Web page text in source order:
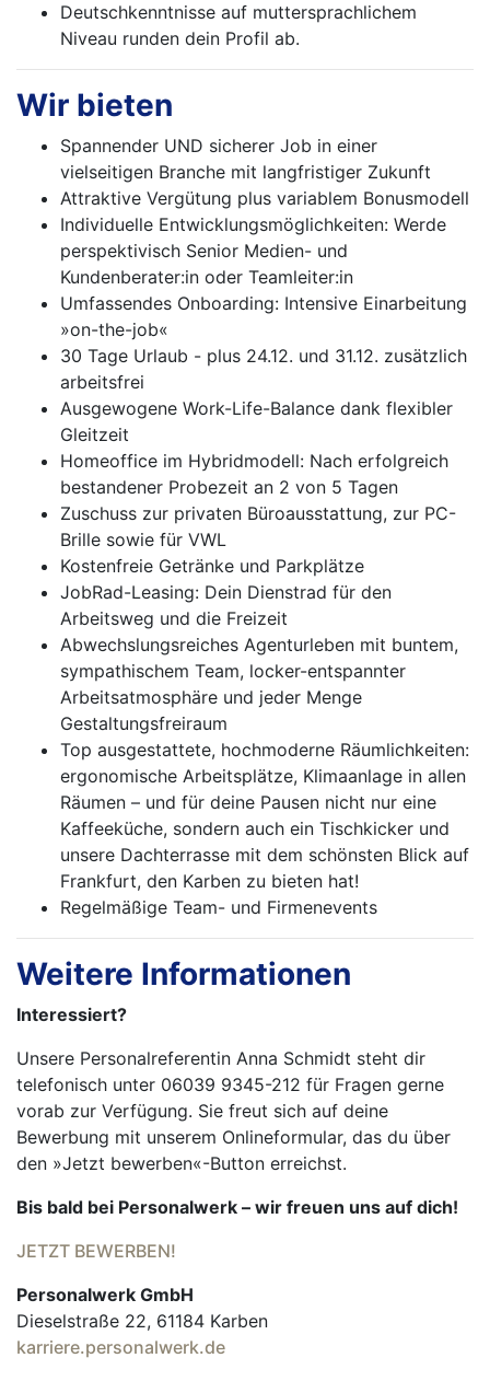
Deutschkenntnisse auf muttersprachlichem
Niveau runden dein Profil ab.
Wir bieten
Spannender UND sicherer Job in einer
vielseitigen Branche mit langfristiger Zukunft
Attraktive Vergütung plus variablem Bonusmodell
Individuelle Entwicklungsmöglichkeiten: Werde
perspektivisch Senior Medien- und
Kundenberater:in oder Teamleiter:in
Umfassendes Onboarding: Intensive Einarbeitung
»on-the-job«
30 Tage Urlaub - plus 24.12. und 31.12. zusätzlich
arbeitsfrei
Ausgewogene Work-Life-Balance dank flexibler
Gleitzeit
Homeoffice im Hybridmodell: Nach erfolgreich
bestandener Probezeit an 2 von 5 Tagen
Zuschuss zur privaten Büroausstattung, zur PC-
Brille sowie für VWL
Kostenfreie Getränke und Parkplätze
JobRad-Leasing: Dein Dienstrad für den
Arbeitsweg und die Freizeit
Abwechslungsreiches Agenturleben mit buntem,
sympathischem Team, locker-entspannter
Arbeitsatmosphäre und jeder Menge
Gestaltungsfreiraum
Top ausgestattete, hochmoderne Räumlichkeiten:
ergonomische Arbeitsplätze, Klimaanlage in allen
Räumen – und für deine Pausen nicht nur eine
Kaffeeküche, sondern auch ein Tischkicker und
unsere Dachterrasse mit dem schönsten Blick auf
Frankfurt, den Karben zu bieten hat!
Regelmäßige Team- und Firmenevents
Weitere Informationen
Interessiert?
Unsere Personalreferentin Anna Schmidt steht dir
telefonisch unter 06039 9345-212 für Fragen gerne
vorab zur Verfügung. Sie freut sich auf deine
Bewerbung mit unserem Onlineformular, das du über
den »Jetzt bewerben«-Button erreichst.
Bis bald bei Personalwerk – wir freuen uns auf dich!
JETZT BEWERBEN!
Personalwerk GmbH
Dieselstraße 22, 61184 Karben
karriere.personalwerk.de